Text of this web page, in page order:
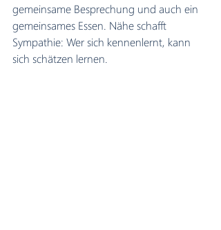
gemeinsame Besprechung und auch ein
gemeinsames Essen. Nähe schafft
Sympathie: Wer sich kennenlernt, kann
sich schätzen lernen.